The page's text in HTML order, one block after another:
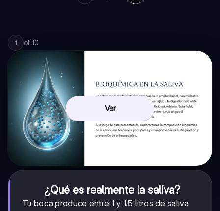
1 of 10
Ver
¿Qué es realmente la saliva?
Tu boca produce entre 1 y 1.5 litros de saliva